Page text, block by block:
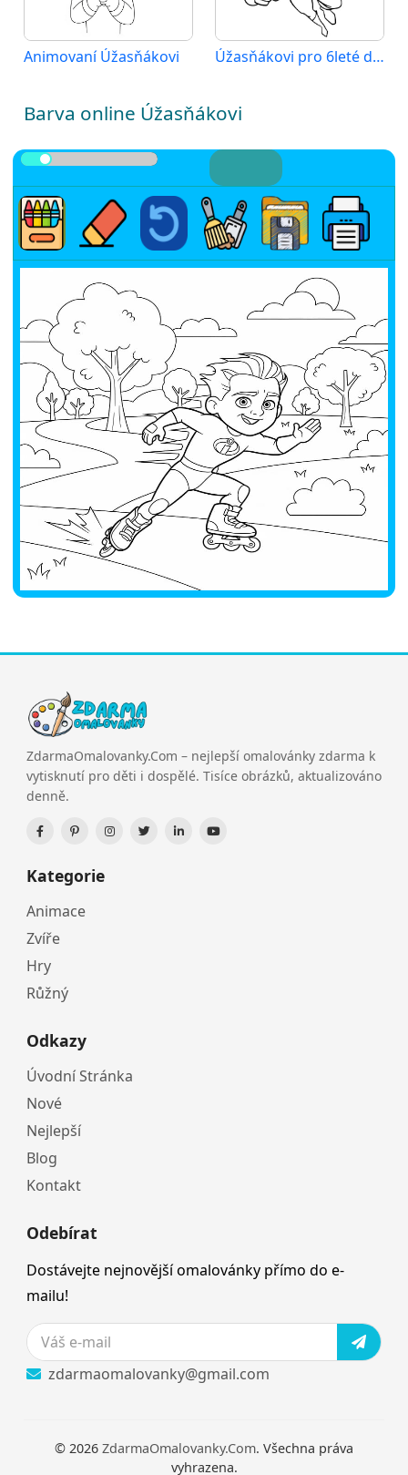
Animovaní Úžasňákovi Úžasňákovi pro 6leté děti
Barva online Úžasňákovi
ZdarmaOmalovanky.Com – nejlepší omalovánky zdarma k
vytisknutí pro děti i dospělé. Tisíce obrázků, aktualizováno
denně.
Kategorie
Animace
Zvíře
Hry
Růžný
Odkazy
Úvodní Stránka
Nové
Nejlepší
Blog
Kontakt
Odebírat
Dostávejte nejnovější omalovánky přímo do e-
mailu!
zdarmaomalovanky@gmail.com
© 2026 ZdarmaOmalovanky.Com. Všechna práva
vyhrazena.